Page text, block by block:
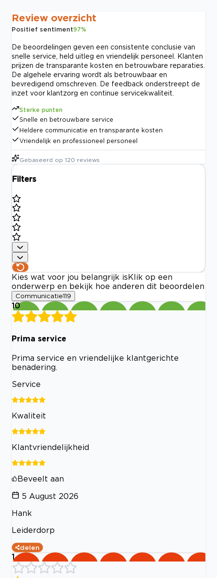
Review overzicht
Positief sentiment97%
De beoordelingen geven een consistente conclusie van
snelle service, held uitleg en vriendelijk personeel. Klanten
prijzen de transparante kosten en betrouwbare reparaties.
De algehele ervaring wordt als betrouwbaar en
bevredigend omschreven. De feedback onderstreept de
inzet voor klantzorg en continue servicekwaliteit.
Sterke punten
Snelle en betrouwbare service
Heldere communicatie en transparante kosten
Vriendelijk en professioneel personeel
Gebaseerd op 120 reviews
Filters
Kies wat voor jou belangrijk is Klik op een
onderwerp en bekijk hoe anderen dit beoordelen
Communicatie119
10
Prima service
Prima service en vriendelijke klantgerichte
benadering.
Service
Kwaliteit
Klantvriendelijkheid
Beveelt aan
5 August 2026
Hank
Leiderdorp
delen
1